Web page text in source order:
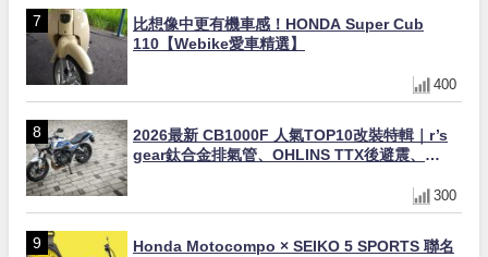
比想像中更有機車感！HONDA Super Cub
110【Webike愛車精選】
400
2026最新 CB1000F 人氣TOP10改裝特輯｜r’s
gear鈦合金排氣管、OHLINS TTX後避震、
300
Honda Motocompo × SEIKO 5 SPORTS 聯名